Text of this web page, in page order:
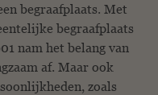
begraafplaats. Met
begraafplaats
nam het belang van
af. Maar ook
zoals